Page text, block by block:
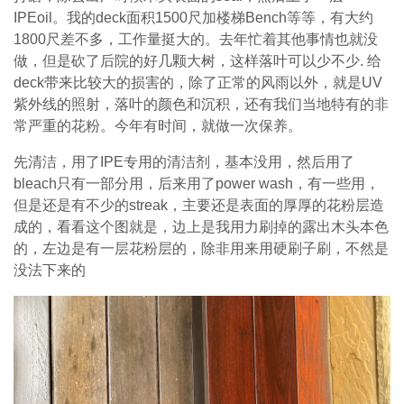
IPEoil。我的deck面积1500尺加楼梯Bench等等，有大约
1800尺差不多，工作量挺大的。去年忙着其他事情也就没
做，但是砍了后院的好几颗大树，这样落叶可以少不少. 给
deck带来比较大的损害的，除了正常的风雨以外，就是UV
紫外线的照射，落叶的颜色和沉积，还有我们当地特有的非
常严重的花粉。今年有时间，就做一次保养。
先清洁，用了IPE专用的清洁剂，基本没用，然后用了
bleach只有一部分用，后来用了power wash，有一些用，
但是还是有不少的streak，主要还是表面的厚厚的花粉层造
成的，看看这个图就是，边上是我用力刷掉的露出木头本色
的，左边是有一层花粉层的，除非用来用硬刷子刷，不然是
没法下来的